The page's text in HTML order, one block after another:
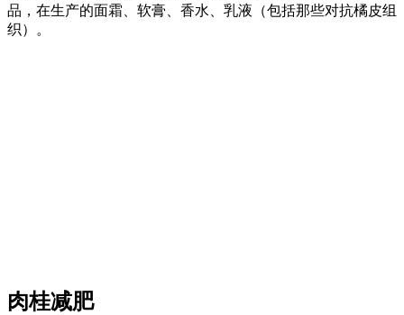
品，在生产的面霜、软膏、香水、乳液（包括那些对抗橘皮组
织）。
肉桂减肥